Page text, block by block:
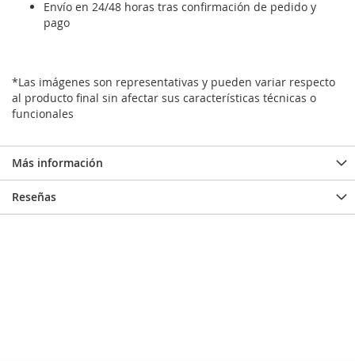
Envío en 24/48 horas tras confirmación de pedido y
pago
*Las imágenes son representativas y pueden variar respecto
al producto final sin afectar sus características técnicas o
funcionales
Más información
Reseñas